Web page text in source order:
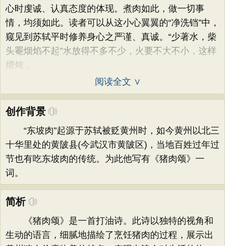
心时虔诚、认真态度的体现。煮肉如此，做一切事
情，均须如此。读者可以从这小心翼翼的“净洗铛”中，
窥见到苏轼平时修养身心之严谨、真诚。“少著水，柴
头罨烟焰不起”水放得不多不少，火要不大不小，这样
煨炖，
阅读全文 ∨
创作背景
“东坡肉”起源于苏轼被贬黄州时，如今黄州以北三
十华里处的黄陂县(今武汉市黄陂区)，当地百姓过年过
节也有吃东坡肉的传统。为此他写有《猪肉颂》一
词。
简析
《猪肉颂》是一首打油诗。此诗以独特的视角和
生动的语言，细腻地描绘了烹饪猪肉的过程，展示出